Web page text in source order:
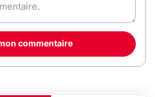
commentaire